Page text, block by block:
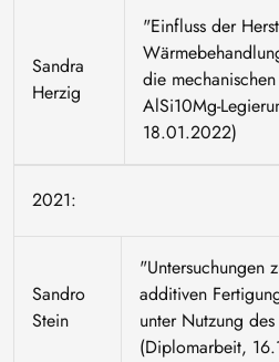
Sandra
Herzig
"Einfluss der
die
AlSi10Mg-
18.01.2022)
2021:
Sandro
Stein
"Untersuchungen
additiven
unter Nutzung
(Diplomarbeit,